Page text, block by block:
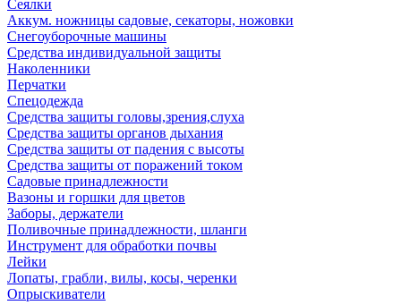
Сеялки
Аккум. ножницы садовые, секаторы, ножовки
Снегоуборочные машины
Средства индивидуальной защиты
Наколенники
Перчатки
Спецодежда
Средства защиты головы,зрения,слуха
Средства защиты органов дыхания
Средства защиты от падения с высоты
Средства защиты от поражений током
Садовые принадлежности
Вазоны и горшки для цветов
Заборы, держатели
Поливочные принадлежности, шланги
Инструмент для обработки почвы
Лейки
Лопаты, грабли, вилы, косы, черенки
Опрыскиватели